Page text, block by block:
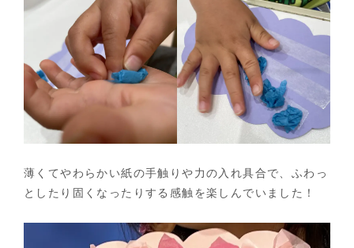
薄くてやわらかい紙の手触りや力の入れ具合で、ふわっ
としたり固くなったりする感触を楽しんでいました！